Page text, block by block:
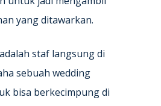
yang ditawarkan.
staf langsung di
sebuah wedding
bisa berkecimpung di